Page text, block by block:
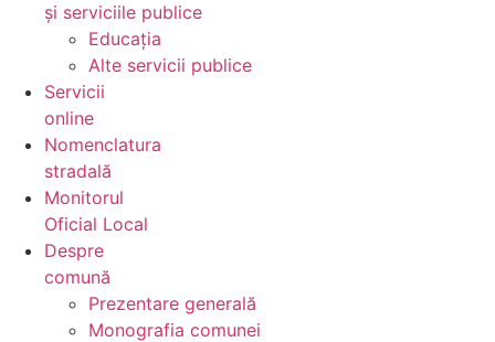
și serviciile publice
Educația
Alte servicii publice
Servicii
online
Nomenclatura
stradală
Monitorul
Oficial Local
Despre
comună
Prezentare generală
Monografia comunei